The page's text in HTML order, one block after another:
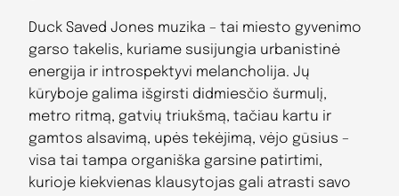
Duck Saved Jones muzika – tai miesto gyvenimo
garso takelis, kuriame susijungia urbanistinė
energija ir introspektyvi melancholija. Jų
kūryboje galima išgirsti didmiesčio šurmulį,
metro ritmą, gatvių triukšmą, tačiau kartu ir
gamtos alsavimą, upės tekėjimą, vėjo gūsius –
visa tai tampa organiška garsine patirtimi,
kurioje kiekvienas klausytojas gali atrasti savo